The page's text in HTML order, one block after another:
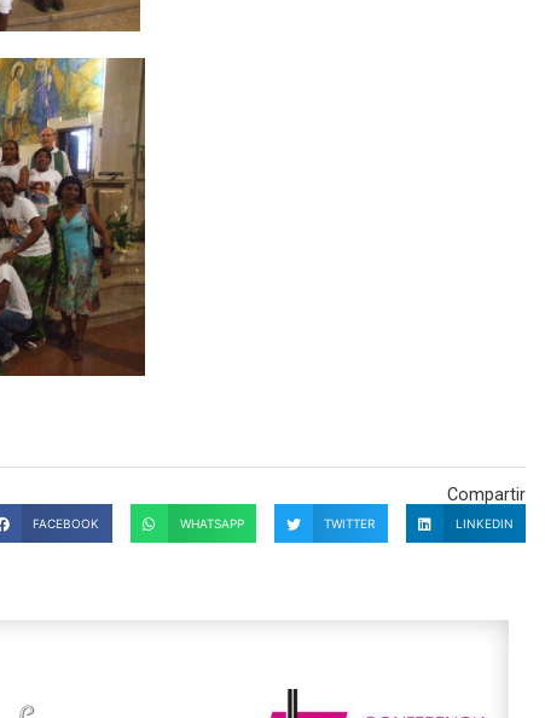
Compartir
FACEBOOK WHATSAPP TWITTER LINKEDIN